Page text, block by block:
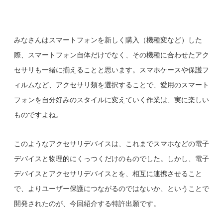
みなさんはスマートフォンを新しく購入（機種変など）した
際、スマートフォン自体だけでなく、その機種に合わせたアク
セサリも一緒に揃えることと思います。スマホケースや保護フ
ィルムなど、アクセサリ類を選択することで、愛用のスマート
フォンを自分好みのスタイルに変えていく作業は、実に楽しい
ものですよね。
このようなアクセサリデバイスは、これまでスマホなどの電子
デバイスと物理的にくっつくだけのものでした。しかし、電子
デバイスとアクセサリデバイスとを、相互に連携させること
で、よりユーザー保護につながるのではないか、ということで
開発されたのが、今回紹介する特許出願です。